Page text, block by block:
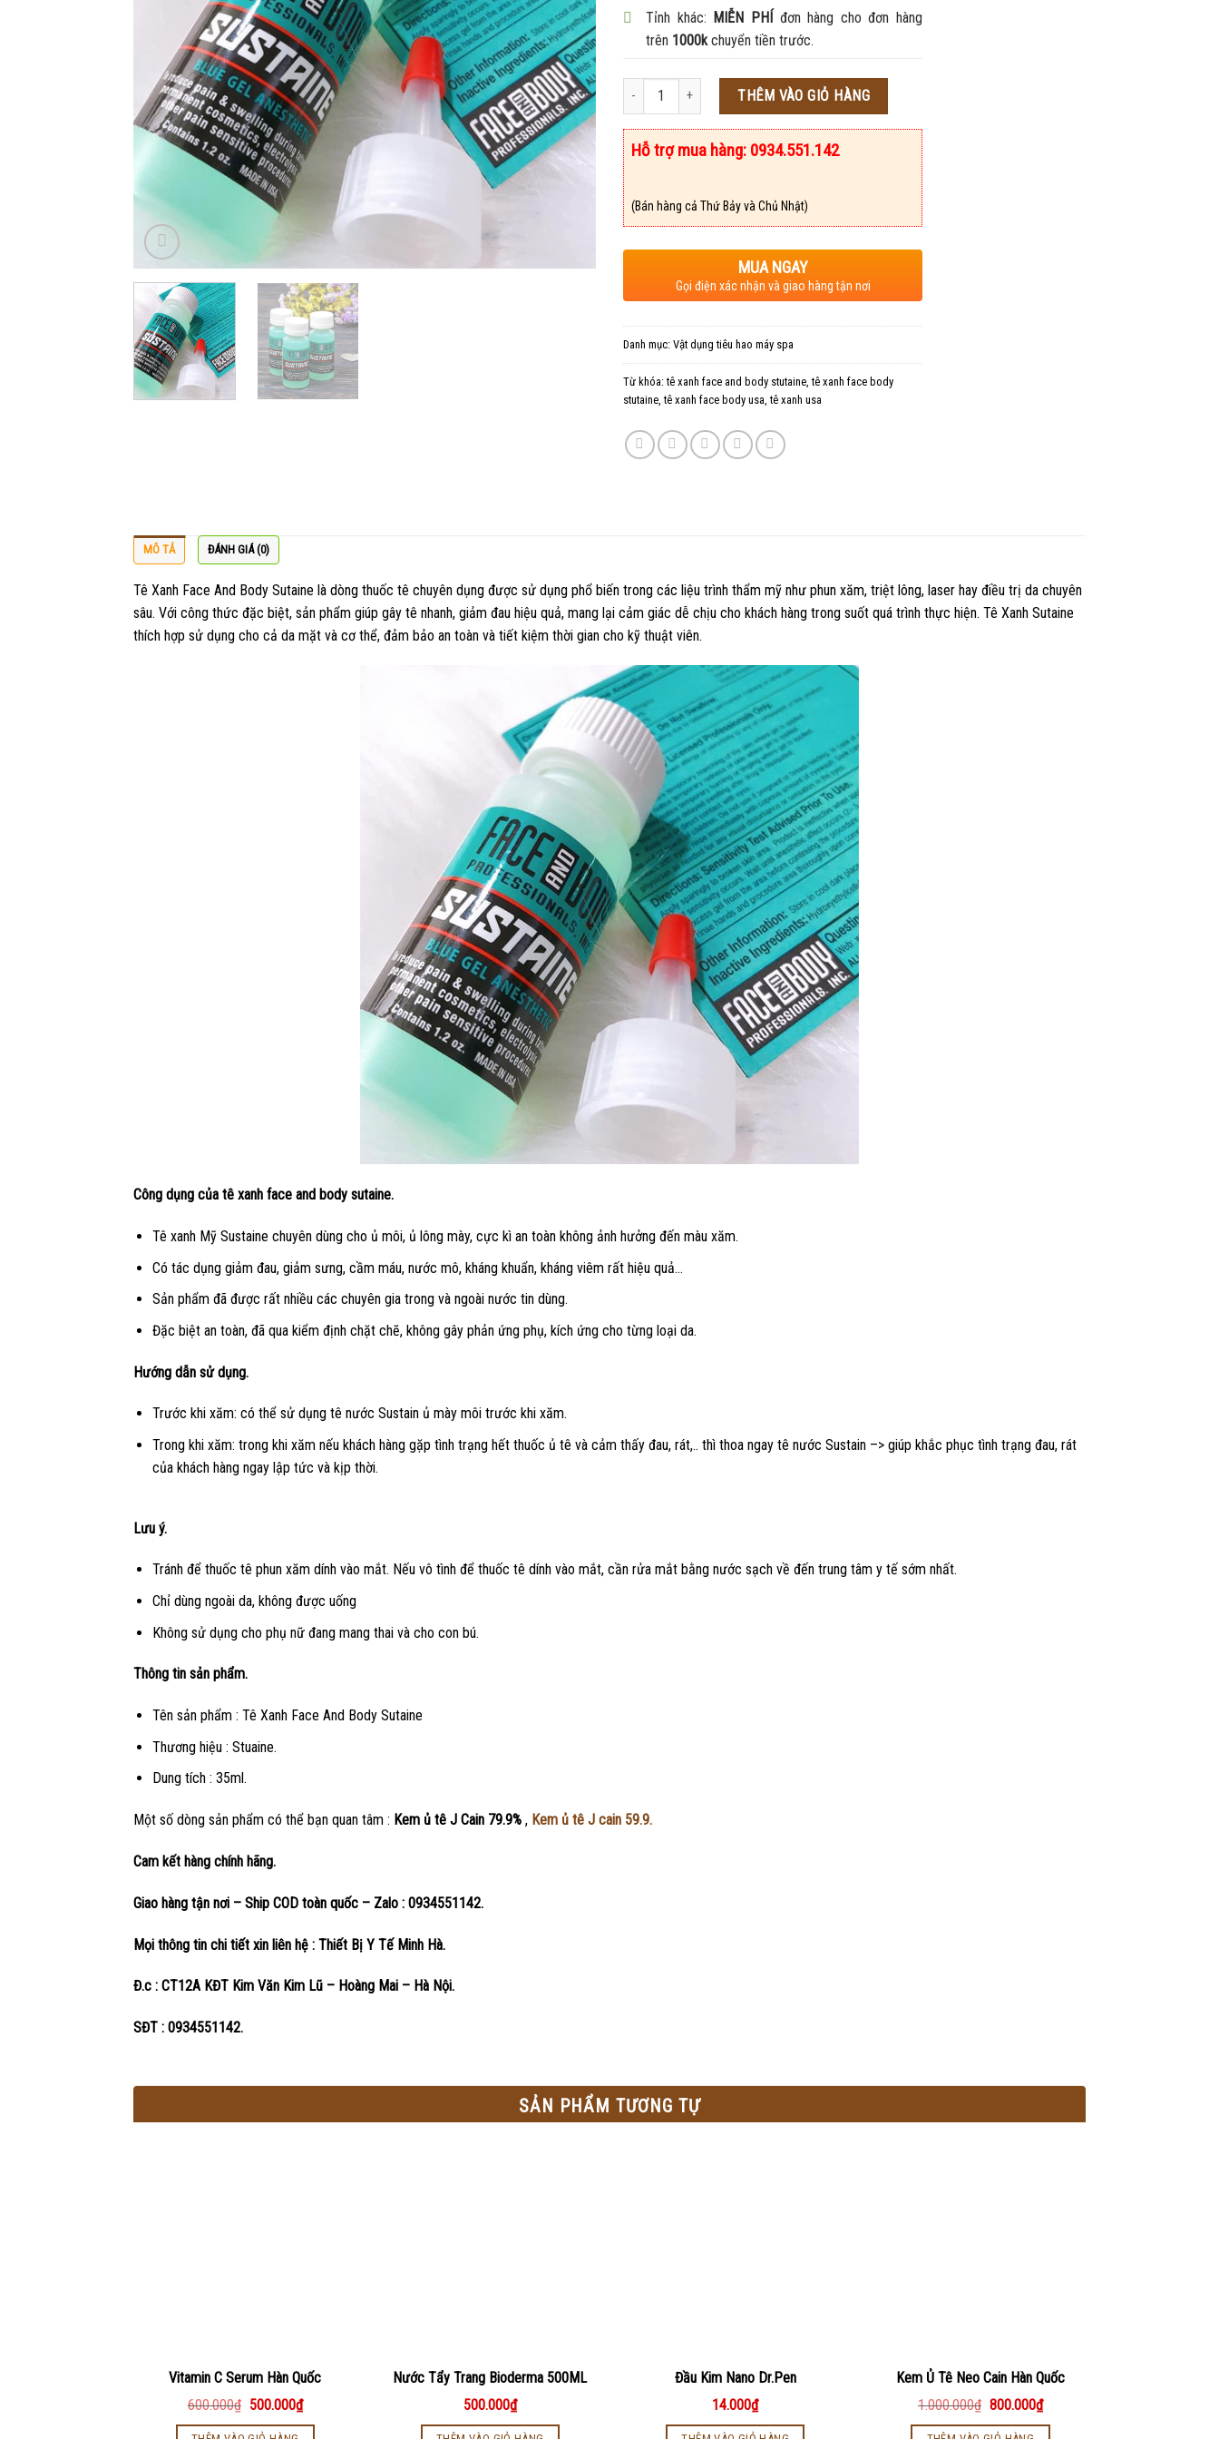
Tỉnh khác: MIỄN PHÍđơn hàng cho đơn hàng
trên 1000k chuyển tiền trước.
Số lượng THÊM VÀO GIỎ HÀNG
Hỗ trợ mua hàng: 0934.551.142
(Bán hàng cả Thứ Bảy và Chủ Nhật)
MUA NGAY
Gọi điện xác nhận và giao hàng tận nơi
Danh mục: Vật dụng tiêu hao máy spa
Từ khóa:tê xanh face and body stutaine ,tê xanh face body
stutaine ,tê xanh face body usa ,tê xanh usa
MÔ TẢ ĐÁNH GIÁ (0)
Tê Xanh Face And Body Sutaine là dòng thuốc tê chuyên dụng được sử dụng phổ biến trong các liệu trình thẩm mỹ như phun xăm, triệt lông, laser hay điều trị da chuyên
sâu. Với công thức đặc biệt, sản phẩm giúp gây tê nhanh, giảm đau hiệu quả, mang lại cảm giác dễ chịu cho khách hàng trong suốt quá trình thực hiện. Tê Xanh Sutaine
thích hợp sử dụng cho cả da mặt và cơ thể, đảm bảo an toàn và tiết kiệm thời gian cho kỹ thuật viên.
Công dụng của tê xanh face and body sutaine.
Tê xanh Mỹ Sustaine chuyên dùng cho ủ môi, ủ lông mày, cực kì an toàn không ảnh hưởng đến màu xăm.
Có tác dụng giảm đau, giảm sưng, cầm máu, nước mô, kháng khuẩn, kháng viêm rất hiệu quả…
Sản phẩm đã được rất nhiều các chuyên gia trong và ngoài nước tin dùng.
Đặc biệt an toàn, đã qua kiểm định chặt chẽ, không gây phản ứng phụ, kích ứng cho từng loại da.
Hướng dẫn sử dụng.
Trước khi xăm: có thể sử dụng tê nước Sustain ủ mày môi trước khi xăm.
Trong khi xăm: trong khi xăm nếu khách hàng gặp tình trạng hết thuốc ủ tê và cảm thấy đau, rát,.. thì thoa ngay tê nước Sustain –> giúp khắc phục tình trạng đau, rát
của khách hàng ngay lập tức và kịp thời.
Lưu ý.
Tránh để thuốc tê phun xăm dính vào mắt. Nếu vô tình để thuốc tê dính vào mắt, cần rửa mắt bằng nước sạch về đến trung tâm y tế sớm nhất.
Chỉ dùng ngoài da, không được uống
Không sử dụng cho phụ nữ đang mang thai và cho con bú.
Thông tin sản phẩm.
Tên sản phẩm : Tê Xanh Face And Body Sutaine
Thương hiệu : Stuaine.
Dung tích : 35ml.
Một số dòng sản phẩm có thể bạn quan tâm : Kem ủ tê J Cain 79.9% , Kem ủ tê J cain 59.9.
Cam kết hàng chính hãng.
Giao hàng tận nơi – Ship COD toàn quốc – Zalo : 0934551142.
Mọi thông tin chi tiết xin liên hệ : Thiết Bị Y Tế Minh Hà.
Đ.c : CT12A KĐT Kim Văn Kim Lũ – Hoàng Mai – Hà Nội.
SĐT : 0934551142.
SẢN PHẨM TƯƠNG TỰ
Vitamin C Serum Hàn Quốc
600.000₫ 500.000₫
Nước Tẩy Trang Bioderma 500ML
500.000₫
Đầu Kim Nano Dr.Pen
14.000₫
Kem Ủ Tê Neo Cain Hàn Quốc
1.000.000₫ 800.000₫